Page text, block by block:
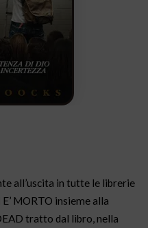
all’uscita in tutte le librerie
MORTO insieme alla
tratto dal libro, nella